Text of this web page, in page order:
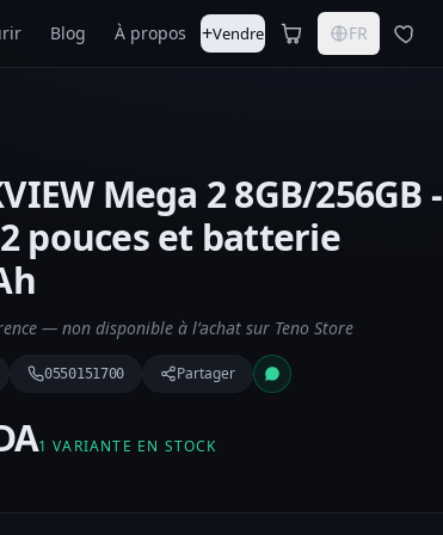
Blog À propos +Vendre FR
Mega 2 8GB/256GB -
pouces et batterie
— non disponible à l’achat sur Teno Store
0550151700 Partager
1 VARIANTE EN STOCK